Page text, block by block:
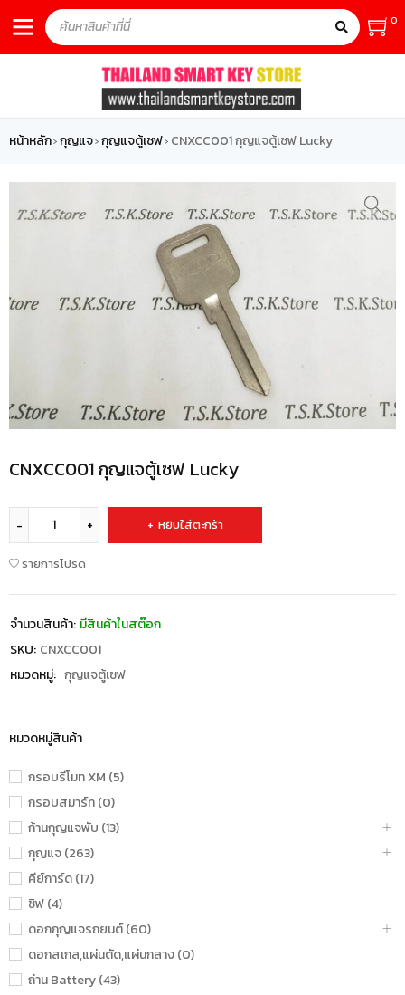
0
หน้าหลัก›กุญแจ›กุญแจตู้เซฟ› CNXCC001 กุญแจตู้เซฟ Lucky
หมวดหมู่สินค้า
กรอบรีโมท XM (5)
กรอบสมาร์ท (0)
ก้านกุญแจพับ (13)
กุญแจ (263)
คีย์การ์ด (17)
ชิฟ (4)
ดอกกุญแจรถยนต์ (60)
ดอกสเกล,แผ่นตัด,แผ่นกลาง (0)
ถ่าน Battery (43)
CNXCC001 กุญแจตู้เซฟ Lucky
หยิบใส่ตะกร้า
รายการโปรด
จำนวนสินค้า: มีสินค้าในสต๊อก
SKU: CNXCC001
หมวดหมู่: กุญแจตู้เซฟ